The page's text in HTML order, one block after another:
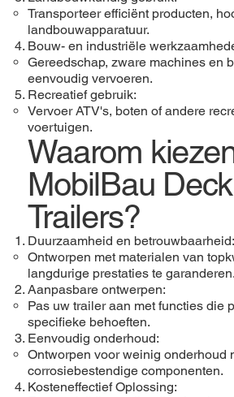
Transporteer efficiënt producten,
landbouwapparatuur.
Bouw- en industriële
Gereedschap, zware machines en
eenvoudig vervoeren.
Recreatief gebruik:
Vervoer ATV's, boten of andere
voertuigen.
Waarom
MobilBau Deck
Trailers?
Duurzaamheid en betrouwbaarheid:
Ontworpen met materialen van
langdurige prestaties te garanderen.
Aanpasbare ontwerpen:
Pas uw trailer aan met functies die
specifieke behoeften.
Eenvoudig onderhoud:
Ontworpen voor weinig onderhoud
corrosiebestendige componenten.
Kosteneffectief Oplossing: